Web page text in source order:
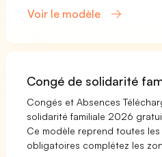
Voir le modèle
Congé de solidarité
Congés et Absences
solidarité familiale 2026
Ce modèle reprend toutes
obligatoires complétez les